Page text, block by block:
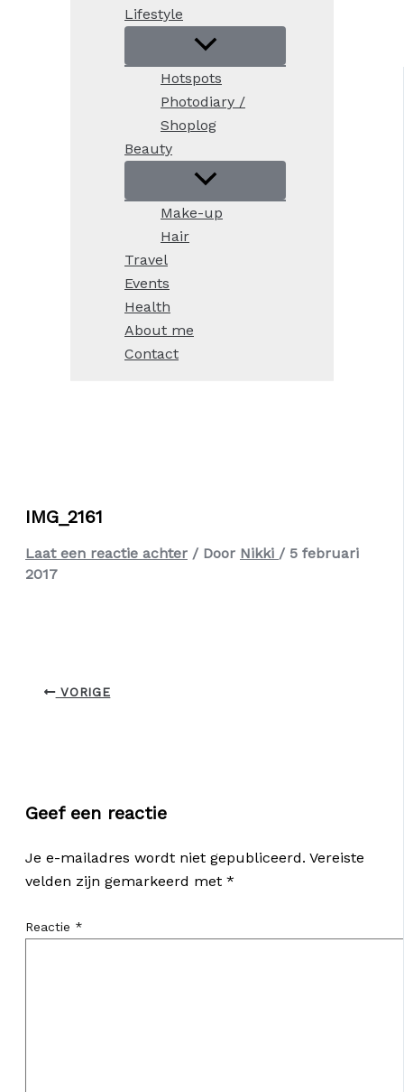
Lifestyle
Hotspots
Photodiary /
Shoplog
Beauty
Make-up
Hair
Travel
Events
Health
About me
Contact
IMG_2161
Laat een reactie achter / Door Nikki / 5 februari
2017
VORIGE
Geef een reactie
Je e-mailadres wordt niet gepubliceerd. Vereiste
velden zijn gemarkeerd met *
Reactie *